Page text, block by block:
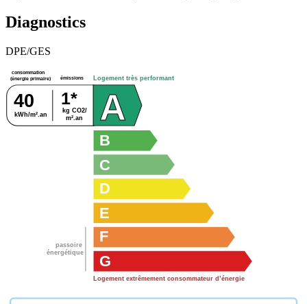
Diagnostics
DPE/GES
passoire
énergétique
consommation
(énergie primaire)
émissions
kg CO2/
m².an
kWh/m².an
40 1*
G
Logement extrêmement consommateur d’énergie
F
E
D
C
B
A
Logement très performant